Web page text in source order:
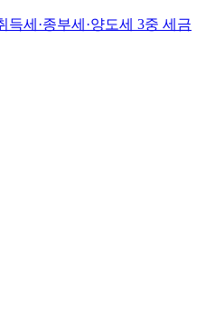
세·종부세·양도세 3중 세금